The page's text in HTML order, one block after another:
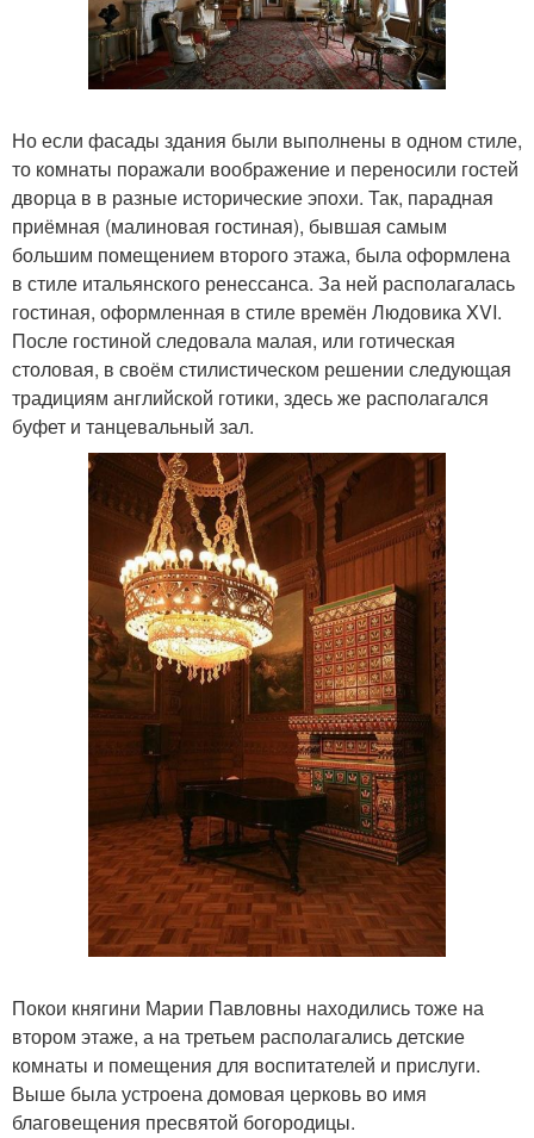
Но если фасады здания были выполнены в одном стиле,
то комнаты поражали воображение и переносили гостей
дворца в в разные исторические эпохи. Так, парадная
приёмная (малиновая гостиная), бывшая самым
большим помещением второго этажа, была оформлена
в стиле итальянского ренессанса. За ней располагалась
гостиная, оформленная в стиле времён Людовика XVI.
После гостиной следовала малая, или готическая
столовая, в своём стилистическом решении следующая
традициям английской готики, здесь же располагался
буфет и танцевальный зал.
Покои княгини Марии Павловны находились тоже на
втором этаже, а на третьем располагались детские
комнаты и помещения для воспитателей и прислуги.
Выше была устроена домовая церковь во имя
благовещения пресвятой богородицы.